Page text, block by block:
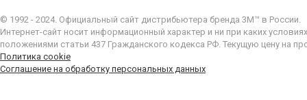
© 1992 - 2024. Официальный сайт дистрибьютера бренда 3M™ в России.
Интернет-сайт носит информационный характер и ни при каких
положениями статьи 437 Гражданского кодекса РФ. Текущую цену на
Политика cookie
Соглашение на обработку персональных данных